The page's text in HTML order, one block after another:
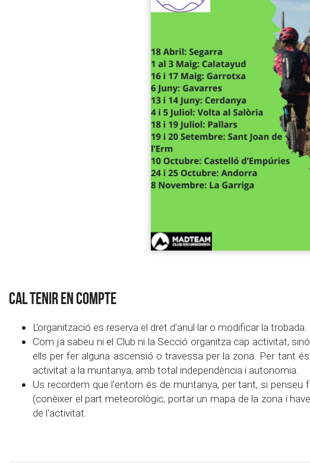
CAL TENIR EN COMPTE
L'organització es reserva el dret d'anul·lar o modificar la trobada.
Com ja sabeu ni el Club ni la Secció organitza cap activitat,
ells per fer alguna ascensió o travessa per la zona. Per tant
activitat a la muntanya, amb total independència i autonomia.
Us recordem que l'entorn és de muntanya, per tant, si
(conèixer el part meteorològic, portar un mapa de la zona i
de l'activitat.